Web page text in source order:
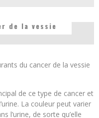
de la vessie
du cancer de la vessie
de ce type de cancer et
La couleur peut varier
l’urine, de sorte qu’elle